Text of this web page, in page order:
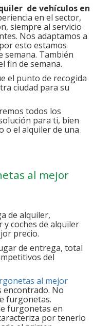
de vehículos en
en el sector,
siempre al servicio
Nos adaptamos a
esto estamos
También
fin de semana.
el punto de recogida
ciudad para su
todos los
para ti, bien
o el alquiler de una
al mejor
de alquiler,
coches de alquiler
precio.
de entrega, total
del
al mejor
encontrado. No
furgonetas.
furgonetas en
por tenerlo